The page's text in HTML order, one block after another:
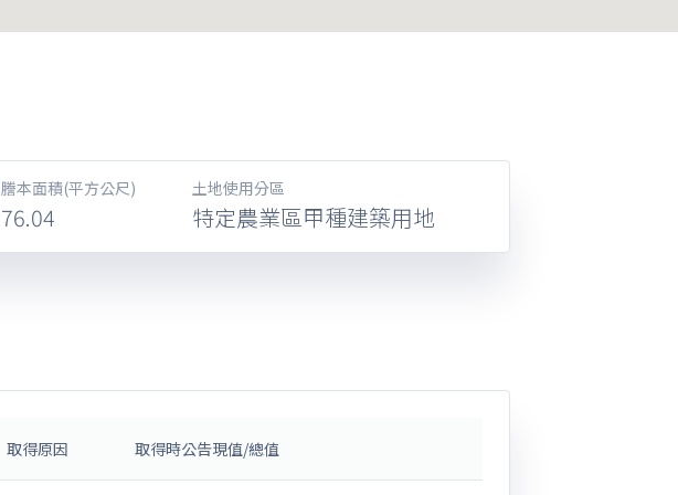
謄本面積(平方公尺)
76.04
土地使用分區
特定農業區甲種建築用地
取得原因 取得時公告現值/總值